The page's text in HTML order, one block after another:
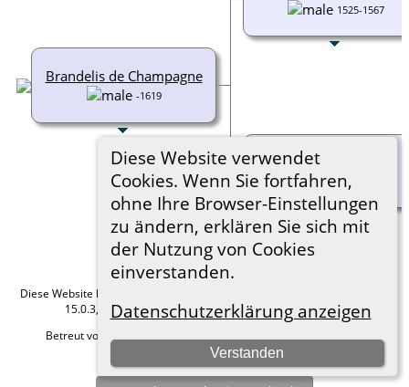
Diese Website verwendet
Cookies. Wenn Sie fortfahren,
ohne Ihre Browser-Einstellungen
zu ändern, erklären Sie sich mit
der Nutzung von Cookies
einverstanden.
Datenschutzerklärung anzeigen
Verstanden
Brandelis de Champagne
-1619
1525-1567
Franzi. v.Laval
Diese Website läuft mit
15.0.3, programmiert von Darrin Lythgoe © 2001-2026.
Betreut von
Hier geht es zum Impressum